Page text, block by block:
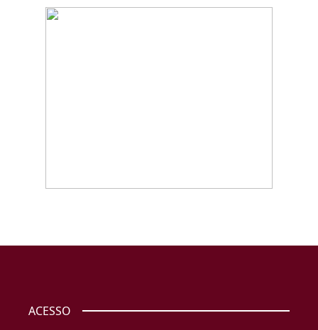
ACESSO